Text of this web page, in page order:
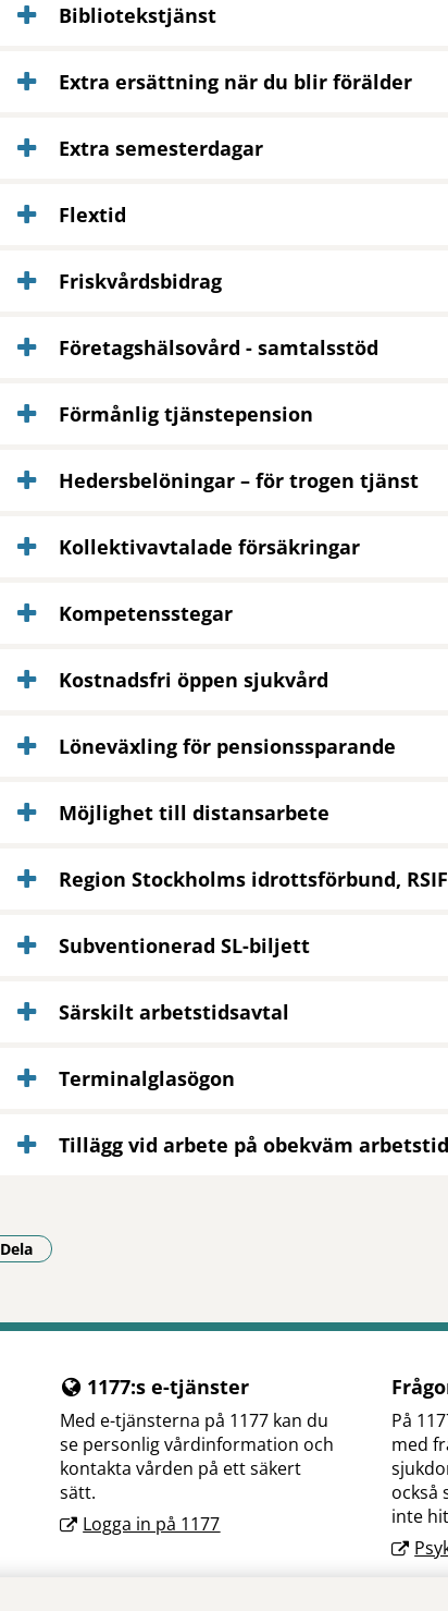
Bibliotekstjänst
Extra ersättning när du blir förälder
Extra semesterdagar
Flextid
Friskvårdsbidrag
Företagshälsovård - samtalsstöd
Förmånlig tjänstepension
Hedersbelöningar – för trogen tjänst
Kollektivavtalade försäkringar
Kompetensstegar
Kostnadsfri öppen sjukvård
Löneväxling för pensionssparande
Möjlighet till distansarbete
Region Stockholms idrottsförbund, RSIF
Subventionerad SL-biljett
Särskilt arbetstidsavtal
Terminalglasögon
Tillägg vid arbete på obekväm arbetstid
Dela
- Klicka för att öppna delningsalternativ.
1177:s e-tjänster
Med e-tjänsterna på 1177 kan du
se personlig vårdinformation och
kontakta vården på ett säkert
sätt.
Logga in på 1177
På
med
också
inte